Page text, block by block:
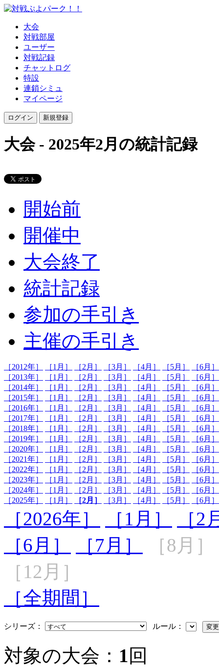
大会
対戦部屋
ユーザー
対戦記録
チャットログ
特設
連鎖シミュ
マイページ
大会 - 2025年2月の統計記録
開始前
開催中
大会終了
統計記録
参加の手引き
主催の手引き
［2012年］ ［1月］ ［2月］ ［3月］ ［4月］ ［5月］
［6月］
［2013年］
［1月］ ［2月］ ［3月］ ［4月］ ［5月］
［6月］
［2014年］
［1月］ ［2月］ ［3月］ ［4月］ ［5月］
［6月］
［2015年］
［1月］ ［2月］ ［3月］ ［4月］ ［5月］
［6月］
［2016年］
［1月］ ［2月］ ［3月］ ［4月］ ［5月］
［6月］
［2017年］
［1月］ ［2月］ ［3月］ ［4月］ ［5月］
［6月］
［2018年］
［1月］ ［2月］ ［3月］ ［4月］ ［5月］
［6月］
［2019年］
［1月］ ［2月］ ［3月］ ［4月］ ［5月］
［6月］
［2020年］
［1月］ ［2月］ ［3月］ ［4月］ ［5月］
［6月］
［2021年］
［1月］ ［2月］ ［3月］ ［4月］ ［5月］
［6月］
［2022年］
［1月］ ［2月］ ［3月］ ［4月］ ［5月］
［6月］
［2023年］
［1月］ ［2月］ ［3月］ ［4月］ ［5月］
［6月］
［2024年］
［1月］ ［2月］ ［3月］ ［4月］ ［5月］
［6月］
［2025年］
［1月］ ［2月］ ［3月］ ［4月］ ［5月］ ［6月］
［2026年］ ［1月］
［2
［6月］
［7月］
［8月］
［12月］
［全期間］
シリーズ： ルール：
対象の大会： 1回